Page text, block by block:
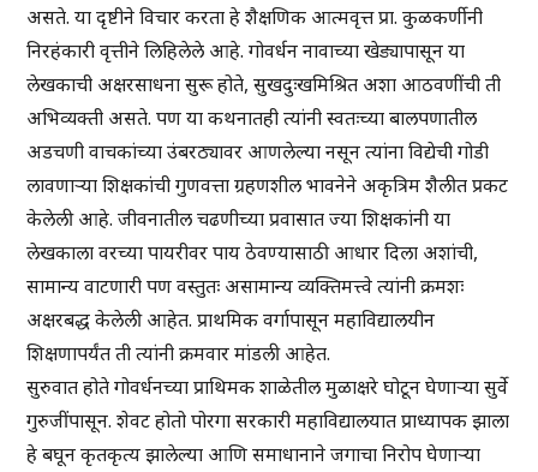
असते. या दृष्टीने विचार करता हे शैक्षणिक आत्मवृत्त प्रा. कुळकर्णीनी
निरहंकारी वृत्तीने लिहिलेले आहे. गोवर्धन नावाच्या खेड्यापासून या
लेखकाची अक्षरसाधना सुरू होते, सुखदुःखमिश्रित अशा आठवणींची ती
अभिव्यक्ती असते. पण या कथनातही त्यांनी स्वतःच्या बालपणातील
अडचणी वाचकांच्या उंबरठ्यावर आणलेल्या नसून त्यांना विद्येची गोडी
लावणाऱ्या शिक्षकांची गुणवत्ता ग्रहणशील भावनेने अकृत्रिम शैलीत प्रकट
केलेली आहे. जीवनातील चढणीच्या प्रवासात ज्या शिक्षकांनी या
लेखकाला वरच्या पायरीवर पाय ठेवण्यासाठी आधार दिला अशांची,
सामान्य वाटणारी पण वस्तुतः असामान्य व्यक्तिमत्त्वे त्यांनी क्रमशः
अक्षरबद्ध केलेली आहेत. प्राथमिक वर्गापासून महाविद्यालयीन
शिक्षणापर्यंत ती त्यांनी क्रमवार मांडली आहेत.
सुरुवात होते गोवर्धनच्या प्राथिमक शाळेतील मुळाक्षरे घोटून घेणाऱ्या सुर्वे
गुरुजींपासून. शेवट होतो पोरगा सरकारी महाविद्यालयात प्राध्यापक झाला
हे बघून कृतकृत्य झालेल्या आणि समाधानाने जगाचा निरोप घेणाऱ्या